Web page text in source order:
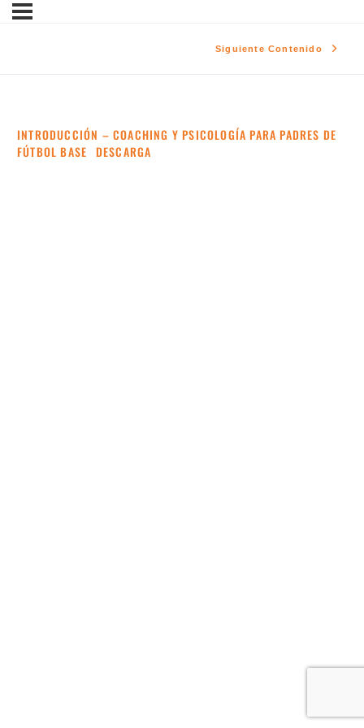
Siguiente Contenido
INTRODUCCIÓN – COACHING Y PSICOLOGÍA PARA PADRES DE
FÚTBOL BASE DESCARGA